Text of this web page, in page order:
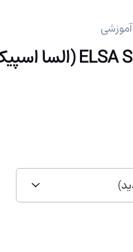
آموزشی